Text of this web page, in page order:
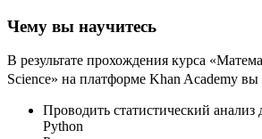
Чему вы научитесь
В результате прохождения курса
Science» на платформе Khan Academy вы
Проводить статистический
Python